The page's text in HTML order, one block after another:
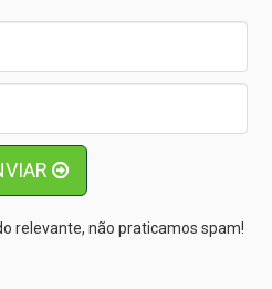
relevante, não praticamos spam!